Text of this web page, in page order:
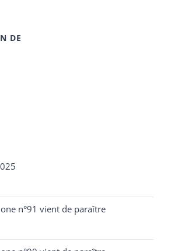
DE
n°91 vient de paraître